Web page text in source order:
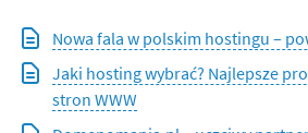
Nowa fala w polskim hostingu –
Jaki hosting wybrać? Najlepsze
stron WWW